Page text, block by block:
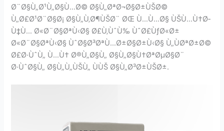
Ø¨Ø§Ù„Ø¹Ù„Ø§Ù…Ø© Ø§Ù„ØªØ¬Ø§Ø±ÙŠØ©
Ù„Ø£Ø¹Ø¨Ø§Ø¡ Ø§Ù„Ù‚Ø¶ÙŠØ¨ ØŒ Ù…Ù…Ø§ ÙŠÙ…Ù†Ø­
Ù‡Ù… Ø«Ø¨Ø§ØªÙ‹Ø§ Ø£Ù‚ÙˆÙ‰ ÙˆØ£ÙƒØ«Ø±
Ø«Ø¨Ø§ØªÙ‹Ø§ ÙˆØ§Ø³ØªÙ…Ø±Ø§Ø±Ù‹Ø§ Ù„ÙØªØ±Ø©
Ø£Ø·ÙˆÙ„ Ù…Ù† Ø®Ù„Ø§Ù„ Ø§Ù„Ø§Ù†ØªØµØ§Ø¨
Ø·ÙˆØ§Ù„ Ø§Ù„Ù„ÙŠÙ„ ÙÙŠ Ø§Ù„Ø³Ø±ÙŠØ±.